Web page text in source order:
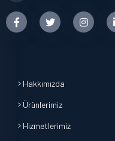
Hakkımızda
Ürünlerimiz
Hizmetlerimiz